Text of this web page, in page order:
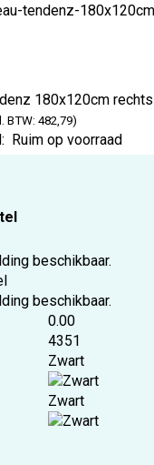
tendenz-
180x120cm
BTW: 482,79)
Ruim op voorraad
0.00
4351
Zwart
Zwart